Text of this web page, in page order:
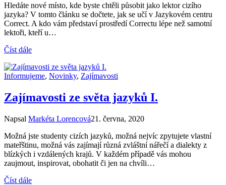
Hledáte nové místo, kde byste chtěli působit jako lektor cizího
jazyka? V tomto článku se dočtete, jak se učí v Jazykovém centru
Correct. A kdo vám představí prostředí Correctu lépe než samotní
lektoři, kteří u…
Číst dále
Informujeme, Novinky, Zajímavosti
Zajímavosti ze světa jazyků I.
Napsal Markéta Lorencová21. června, 2020
Možná jste studenty cizích jazyků, možná nejvíc zpytujete vlastní
mateřštinu, možná vás zajímají různá zvláštní nářečí a dialekty z
blízkých i vzdálených krajů. V každém případě vás mohou
zaujmout, inspirovat, obohatit či jen na chvíli…
Číst dále